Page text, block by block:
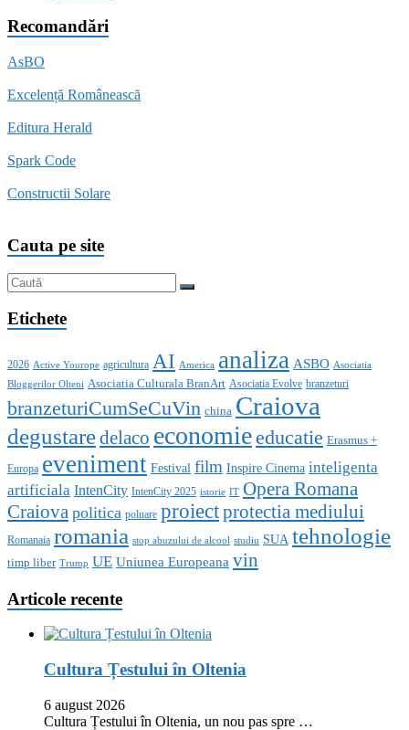
Recomandări
AsBO
Excelență Românească
Editura Herald
Spark Code
Constructii Solare
Cauta pe site
Etichete
2026 Active Yourope agricultura AI America analiza ASBO Asociatia
Bloggerilor Olteni Asociatia Culturala BranArt Asociatia Evolve branzeturi
branzeturiCumSeCuVin china Craiova
degustaredelaco economieeducatie Erasmus +
Europa eveniment Festival film Inspire Cinema inteligenta
artificiala IntenCity IntenCity 2025 istorie IT Opera Romana
Craiova politica poluare proiectprotectia mediului
Romanaia romania stop abuzului de alcool studiu SUA tehnologie
timp liber Trump UE Uniunea Europeana vin
Articole recente
Cultura Țestului în Oltenia
6 august 2026
Cultura Țestului în Oltenia, un nou pas spre …